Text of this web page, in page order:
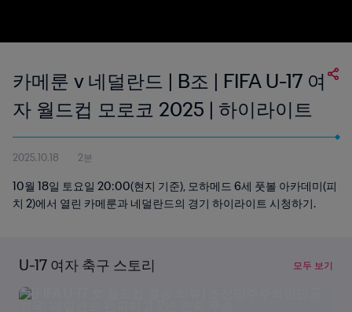
카메룬 v 네덜란드 | B조 | FIFA U-17 여
자 월드컵 모로코 2025 | 하이라이트
2025.10.18 2분
10월 18일 토요일 20:00(현지 기준), 모하메드 6세 풋볼 아카데미(피
치 2)에서 열린 카메룬과 네덜란드의 경기 하이라이트 시청하기.
U-17 여자 축구 스토리 모두 보기